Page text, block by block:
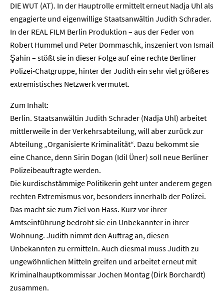
DIE WUT (AT). In der Hauptrolle ermittelt erneut Nadja Uhl als
engagierte und eigenwillige Staatsanwältin Judith Schrader.
In der REAL FILM Berlin Produktion – aus der Feder von
Robert Hummel und Peter Dommaschk, inszeniert von Ismail
Şahin – stößt sie in dieser Folge auf eine rechte Berliner
Polizei-Chatgruppe, hinter der Judith ein sehr viel größeres
extremistisches Netzwerk vermutet.
Zum Inhalt:
Berlin. Staatsanwältin Judith Schrader (Nadja Uhl) arbeitet
mittlerweile in der Verkehrsabteilung, will aber zurück zur
Abteilung „Organisierte Kriminalität“. Dazu bekommt sie
eine Chance, denn Sirin Dogan (Idil Üner) soll neue Berliner
Polizeibeauftragte werden.
Die kurdischstämmige Politikerin geht unter anderem gegen
rechten Extremismus vor, besonders innerhalb der Polizei.
Das macht sie zum Ziel von Hass. Kurz vor ihrer
Amtseinführung bedroht sie ein Unbekannter in ihrer
Wohnung. Judith nimmt den Auftrag an, diesen
Unbekannten zu ermitteln. Auch diesmal muss Judith zu
ungewöhnlichen Mitteln greifen und arbeitet erneut mit
Kriminalhauptkommissar Jochen Montag (Dirk Borchardt)
zusammen.